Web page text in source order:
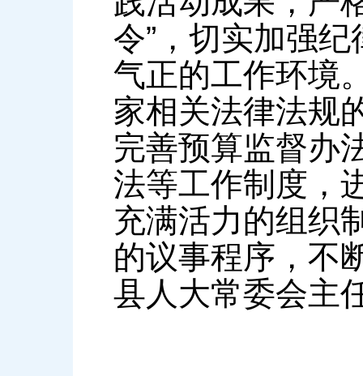
令”，切实加强
气正的工作环境
家相关法律法规
完善预算监督办
法等工作制度，
充满活力的组织
的议事程序，不
县人大常委会主